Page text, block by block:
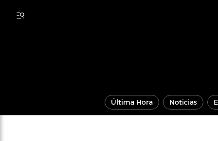
Última Hora Noticias